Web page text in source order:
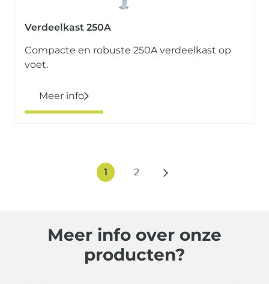
Verdeelkast 250A
Compacte en robuste 250A verdeelkast op
voet.
Meer info
1 2
Meer info over onze
producten?